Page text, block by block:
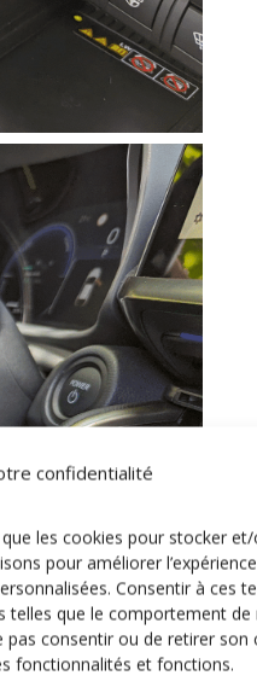
confidentialité
les cookies pour stocker
pour améliorer
Consentir à ces
que le comportement de
pas consentir ou de retirer
fonctionnalités et fonctions.